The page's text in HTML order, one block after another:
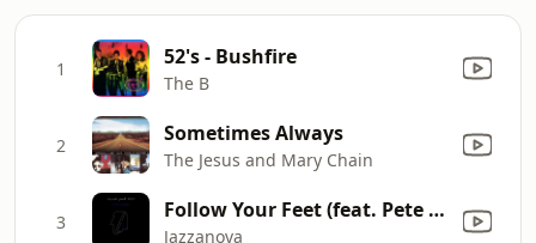
1 52's - Bushfire
The B
2 Sometimes Always
The Jesus and Mary Chain
3 Follow Your Feet (feat. Pete Josef) [Wankelmut Remix]
Jazzanova